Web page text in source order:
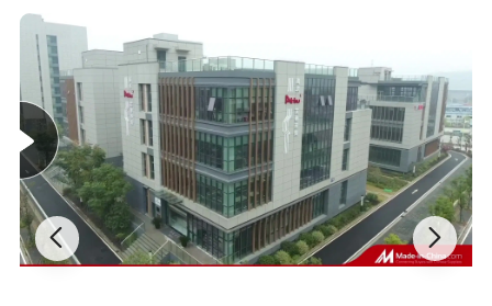
파라미터 기호 테스트 조건
공급 전압
VCC 4.5 - 24 V
출력 포화 전압 볼륨 Iout = 20mA B > BOP - 200 400 MV
출력 누설 전류 IOH VOUT = 24V B - 0.1 10
μ A
공급 전류
ICC VCC = 출력 열림 - 10 mA
출력 상승 시간 TR RL = 820Ω CL = 20PF - 0.12 - μ S